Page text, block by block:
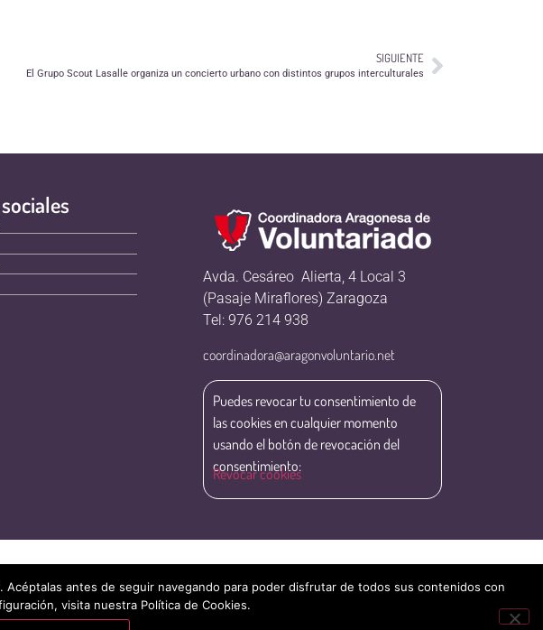
SIGUIENTE
El Grupo Scout Lasalle organiza un concierto urbano con distintos grupos interculturales
Avda. Cesáreo Alierta, 4 Local 3
(Pasaje Miraflores) Zaragoza
Tel: 976 214 938
coordinadora@aragonvoluntario.net
Puedes revocar tu consentimiento de
las cookies en cualquier momento
usando el botón de revocación del
consentimiento:
Revocar cookies
antes de seguir navegando para poder disfrutar de todos sus contenidos con
visita nuestra Política de Cookies.